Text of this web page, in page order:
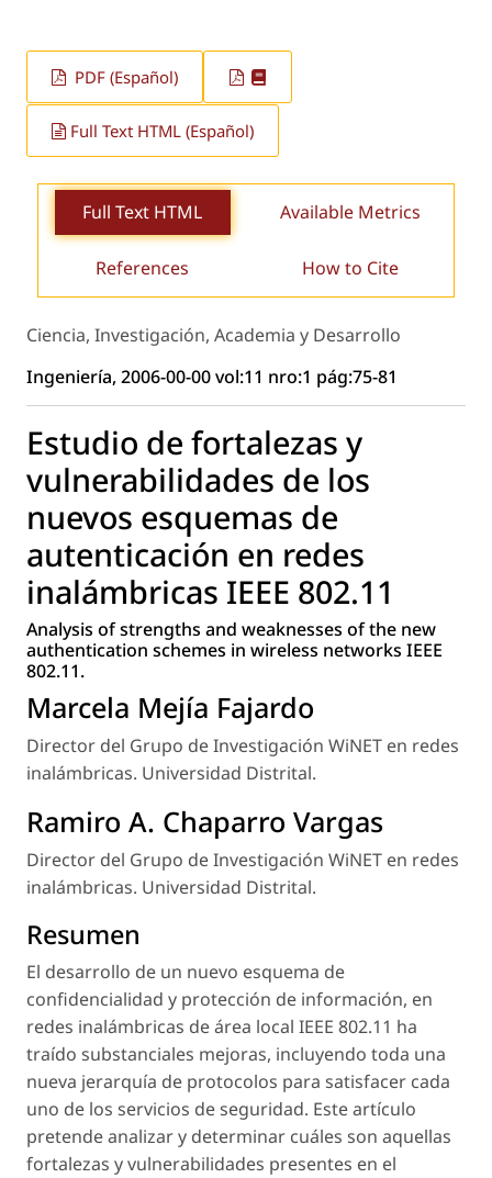
PDF (Español)
Full Text HTML (Español)
Full Text HTML Available Metrics
References How to Cite
Ciencia, Investigación, Academia y Desarrollo
Ingeniería, 2006-00-00 vol:11 nro:1 pág:75-81
Estudio de fortalezas y
vulnerabilidades de los
nuevos esquemas de
autenticación en redes
inalámbricas IEEE 802.11
Analysis of strengths and weaknesses of the new
authentication schemes in wireless networks IEEE
802.11.
Marcela Mejía Fajardo
Director del Grupo de Investigación WiNET en redes
inalámbricas. Universidad Distrital.
Ramiro A. Chaparro Vargas
Director del Grupo de Investigación WiNET en redes
inalámbricas. Universidad Distrital.
Resumen
El desarrollo de un nuevo esquema de
confidencialidad y protección de información, en
redes inalámbricas de área local IEEE 802.11 ha
traído substanciales mejoras, incluyendo toda una
nueva jerarquía de protocolos para satisfacer cada
uno de los servicios de seguridad. Este artículo
pretende analizar y determinar cuáles son aquellas
fortalezas y vulnerabilidades presentes en el